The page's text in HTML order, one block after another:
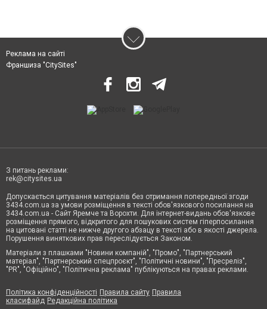
Реклама на сайті
Франшиза "CitySites"
З питань реклами:
rek@citysites.ua
Допускається цитування матеріалів без отримання попередньої згоди
3434.com.ua за умови розміщення в тексті обов'язкового посилання на
3434.com.ua - Сайт Яремче та Ворохти. Для інтернет-видань обов'язкове
розміщення прямого, відкритого для пошукових систем гіперпосилання
на цитовані статті не нижче другого абзацу в тексті або в якості джерела.
Порушення виняткових прав переслідується Законом.
Матеріали з плашками "Новини компаній", "Промо", "Партнерський
матеріал", "Партнерський спецпроєкт", "Політичні новини", "Пресреліз",
"PR", "Офіційно", "Політична реклама" публікуються на правах реклами.
Політика конфіденційності Правила сайту Правила
класифайд Редакційна політика